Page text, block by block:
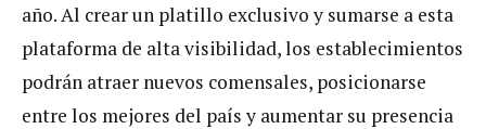
año. Al crear un platillo exclusivo y sumarse a esta
plataforma de alta visibilidad, los establecimientos
podrán atraer nuevos comensales, posicionarse
entre los mejores del país y aumentar su presencia